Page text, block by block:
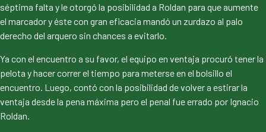
séptima falta y le otorgó la posibilidad a Roldan para que aumente
el marcador y éste con gran eficacia mandó un zurdazo al palo
derecho del arquero sin chances a evitarlo.
Ya con el encuentro a su favor, el equipo en ventaja procuró tener la
pelota y hacer correr el tiempo para meterse en el bolsillo el
encuentro. Luego, contó con la posibilidad de volver a estirar la
ventaja desde la pena máxima pero el penal fue errado por Ignacio
Roldan.